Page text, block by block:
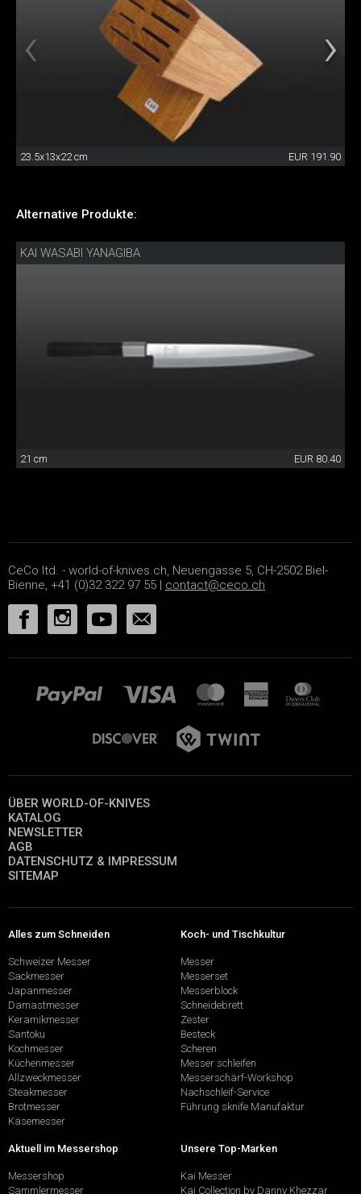
23.5x13x22 cm EUR 191.90
Alternative Produkte:
KAI WASABI YANAGIBA
21 cm EUR 80.40
CeCo ltd. - world-of-knives.ch, Neuengasse 5, CH-2502 Biel-
Bienne, +41 (0)32 322 97 55 | contact@ceco.ch
ÜBER WORLD-OF-KNIVES
KATALOG
NEWSLETTER
AGB
DATENSCHUTZ & IMPRESSUM
SITEMAP
Alles zum Schneiden
Schweizer Messer
Sackmesser
Japanmesser
Damastmesser
Keramikmesser
Santoku
Kochmesser
Küchenmesser
Allzweckmesser
Steakmesser
Brotmesser
Käsemesser
Koch- und Tischkultur
Messer
Messerset
Messerblock
Schneidebrett
Zester
Besteck
Scheren
Messer schleifen
Messerschärf-Workshop
Nachschleif-Service
Führung sknife Manufaktur
Aktuell im Messershop
Messershop
Sammlermesser
Unsere Top-Marken
Kai Messer
Kai Collection by Danny Khezzar